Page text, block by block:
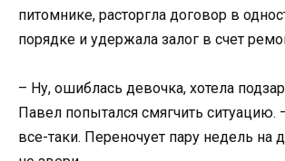
питомнике, расторгла договор в
порядке и удержала залог в счет
– Ну, ошиблась девочка, хотела
Павел попытался смягчить ситуацию.
все-таки. Переночует пару недель